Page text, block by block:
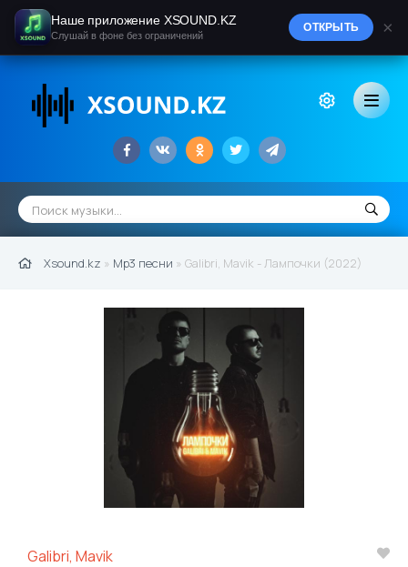
Xsound.kz » Mp3 песни » Galibri, Mavik - Лампочки (2022)
Galibri, Mavik
Наше приложение XSOUND.KZ
Слушай в фоне без ограничений
ОТКРЫТЬ ×